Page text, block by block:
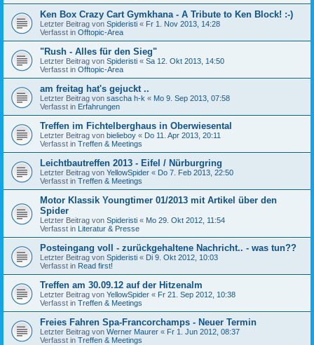
Ken Box Crazy Cart Gymkhana - A Tribute to Ken Block! :-)
Letzter Beitrag von Spideristi « Fr 1. Nov 2013, 14:28
Verfasst in Offtopic-Area
"Rush - Alles für den Sieg"
Letzter Beitrag von Spideristi « Sa 12. Okt 2013, 14:50
Verfasst in Offtopic-Area
am freitag hat's gejuckt ..
Letzter Beitrag von sascha h-k « Mo 9. Sep 2013, 07:58
Verfasst in Erfahrungen
Treffen im Fichtelberghaus in Oberwiesental
Letzter Beitrag von bielieboy « Do 11. Apr 2013, 20:11
Verfasst in Treffen & Meetings
Leichtbautreffen 2013 - Eifel / Nürburgring
Letzter Beitrag von YellowSpider « Do 7. Feb 2013, 22:50
Verfasst in Treffen & Meetings
Motor Klassik Youngtimer 01/2013 mit Artikel über den
Spider
Letzter Beitrag von Spideristi « Mo 29. Okt 2012, 11:54
Verfasst in Literatur & Presse
Posteingang voll - zurückgehaltene Nachricht.. - was tun??
Letzter Beitrag von Spideristi « Di 9. Okt 2012, 10:03
Verfasst in Read first!
Treffen am 30.09.12 auf der Hitzenalm
Letzter Beitrag von YellowSpider « Fr 21. Sep 2012, 10:38
Verfasst in Treffen & Meetings
Freies Fahren Spa-Francorchamps - Neuer Termin
Letzter Beitrag von Werner Maurer « Fr 1. Jun 2012, 08:37
Verfasst in Treffen & Meetings